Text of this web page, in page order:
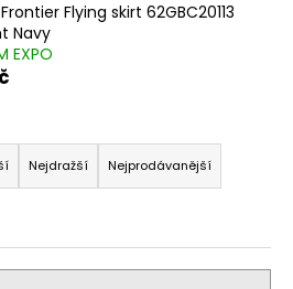
Flying skirt 62GBC20113
Navy
EXPO
Nejdražší Nejprodávanější